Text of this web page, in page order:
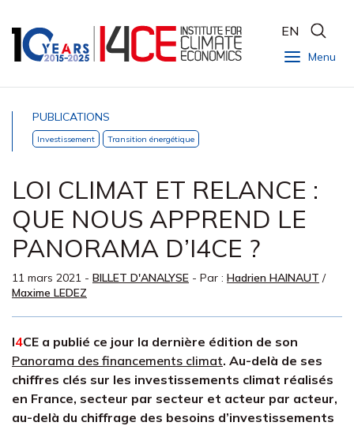
Menu
EN
PUBLICATIONS
Investissement Transition énergétique
LOI CLIMAT ET RELANCE :
QUE NOUS APPREND LE
PANORAMA D’I4CE ?
11 mars 2021 - BILLET D'ANALYSE - Par : Hadrien HAINAUT /
Maxime LEDEZ
I4CE a publié ce jour la dernière édition de son
Panorama des financements climat. Au-delà de ses
chiffres clés sur les investissements climat réalisés
en France, secteur par secteur et acteur par acteur,
au-delà du chiffrage des besoins d’investissements